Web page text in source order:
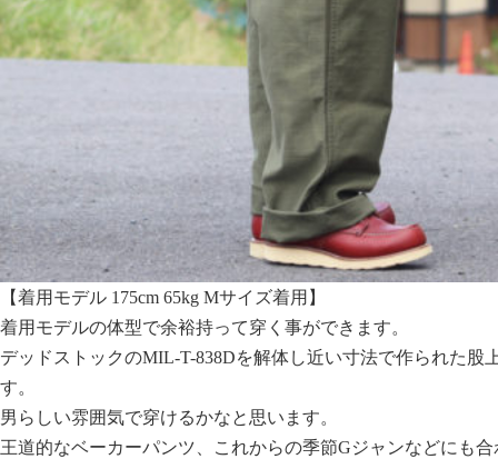
【着用モデル 175cm 65kg Mサイズ着用】
着用モデルの体型で余裕持って穿く事ができます。
デッドストックのMIL-T-838Dを解体し近い寸法で作られた股
す。
男らしい雰囲気で穿けるかなと思います。
王道的なベーカーパンツ、これからの季節Gジャンなどにも